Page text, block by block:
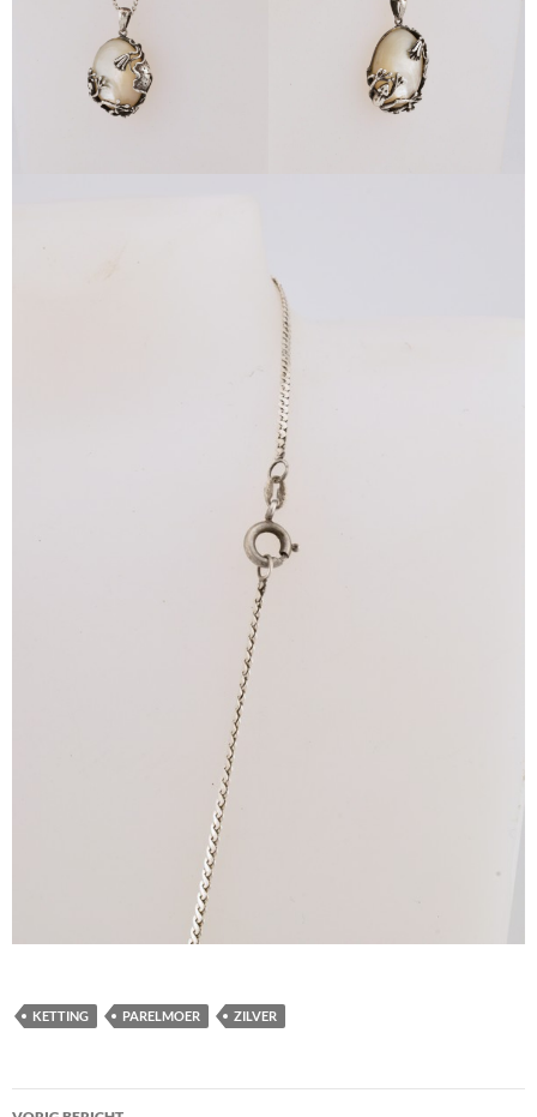
KETTING PARELMOER ZILVER
Berichtnavigatie